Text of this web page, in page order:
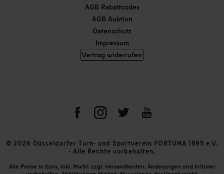
AGB Rabattcodes
AGB Auktion
Datenschutz
Impressum
Vertrag widerrufen
© 2026 Düsseldorfer Turn- und Sportverein FORTUNA 1895 e.V.
- Alle Rechte vorbehalten.
Alle Preise in Euro, inkl. MwSt. zzgl. Versandkosten. Änderungen und Irrtümer